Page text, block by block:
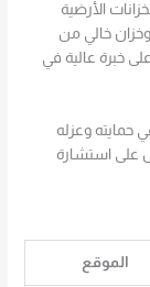
الأرضية
وخزان خالي من
خبرة عالية في
حمايته وعزله
الآن على 0555636294 واحصل على استشارة
الموقع